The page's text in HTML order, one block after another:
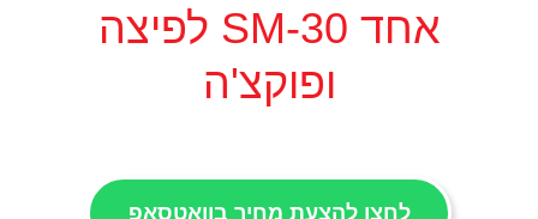
אחד SM-30 לפיצה
ופוקצ'ה
לחצו להצעת מחיר בוואטסאפ